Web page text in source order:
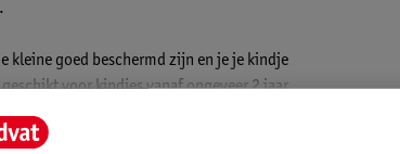
kleine goed beschermd zijn en je je kindje
voor kindjes vanaf ongeveer 2 jaar.